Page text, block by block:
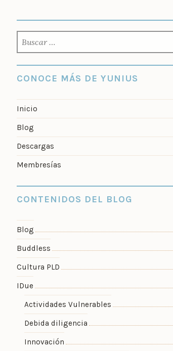
CONOCE MÁS DE YUNIUS
Inicio
Blog
Descargas
Membresías
CONTENIDOS DEL BLOG
Blog
Buddless
Cultura PLD
IDue
Actividades Vulnerables
Debida diligencia
Innovación